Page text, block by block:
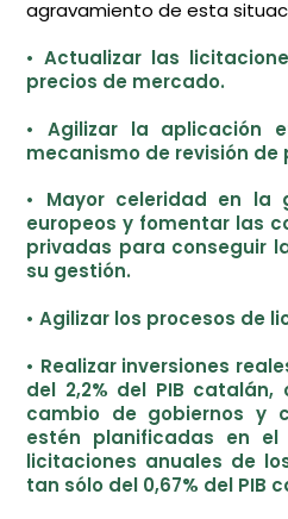
agravamiento de esta
• Actualizar las
precios de mercado.
• Agilizar la aplicación
mecanismo de revisión de
• Mayor celeridad en la
europeos y fomentar las
privadas para conseguir
su gestión.
• Agilizar los procesos de
• Realizar inversiones
del 2,2% del PIB
cambio de gobiernos y
estén planificadas en
licitaciones anuales de
tan sólo del 0,67% del PIB